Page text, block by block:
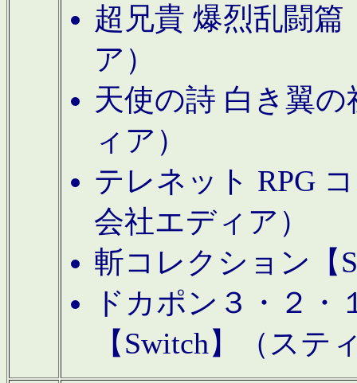
超兄貴 爆烈乱闘篇
ア）
天使の詩 白き翼
ィア）
テレネット RPG
会社エディア）
斬コレクション【
ドカポン３・２
【Switch】（ステ